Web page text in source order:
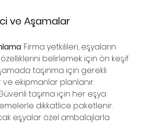
ve Aşamalar
: Firma yetkilileri, eşyaların
özelliklerini belirlemek için ön keşif
taşınma için gerekli
ekipmanlar planlanır.
taşıma için her eşya
dikkatlice paketlenir.
eşyalar özel ambalajlarla